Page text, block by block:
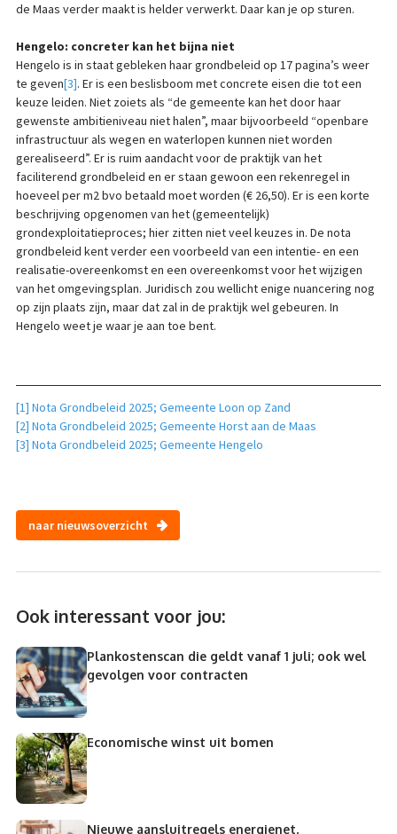
de Maas verder maakt is helder verwerkt. Daar kan je op sturen.
Hengelo: concreter kan het bijna niet
Hengelo is in staat gebleken haar grondbeleid op 17 pagina’s weer
te geven[3]. Er is een beslisboom met concrete eisen die tot een
keuze leiden. Niet zoiets als “de gemeente kan het door haar
gewenste ambitieniveau niet halen”, maar bijvoorbeeld “openbare
infrastructuur als wegen en waterlopen kunnen niet worden
gerealiseerd”. Er is ruim aandacht voor de praktijk van het
faciliterend grondbeleid en er staan gewoon een rekenregel in
hoeveel per m2 bvo betaald moet worden (€ 26,50). Er is een korte
beschrijving opgenomen van het (gemeentelijk)
grondexploitatieproces; hier zitten niet veel keuzes in. De nota
grondbeleid kent verder een voorbeeld van een intentie- en een
realisatie-overeenkomst en een overeenkomst voor het wijzigen
van het omgevingsplan. Juridisch zou wellicht enige nuancering nog
op zijn plaats zijn, maar dat zal in de praktijk wel gebeuren. In
Hengelo weet je waar je aan toe bent.
[1] Nota Grondbeleid 2025; Gemeente Loon op Zand
[2] Nota Grondbeleid 2025; Gemeente Horst aan de Maas
[3] Nota Grondbeleid 2025; Gemeente Hengelo
naar nieuwsoverzicht
Ook interessant voor jou:
Plankostenscan die geldt vanaf 1 juli; ook wel
gevolgen voor contracten
Economische winst uit bomen
Nieuwe aansluitregels energienet,